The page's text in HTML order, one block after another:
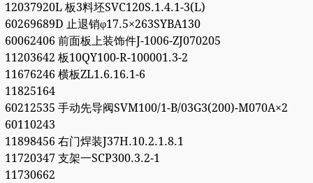
12037920L 板3料坯SVC120S.1.4.1-3(L)
60269689D 止退销φ17.5×263SYBA130
60062406 前面板上装饰件J-1006-ZJ070205
11203642 板10QY100-R-100001.3-2
11676246 横板ZL1.6.16.1-6
11825164
60212535 手动先导阀SVM100/1-B/03G3(200)-M070A×2
60110243
11898456 右门焊装J37H.10.2.1.8.1
11720347 支架一SCP300.3.2-1
11730662